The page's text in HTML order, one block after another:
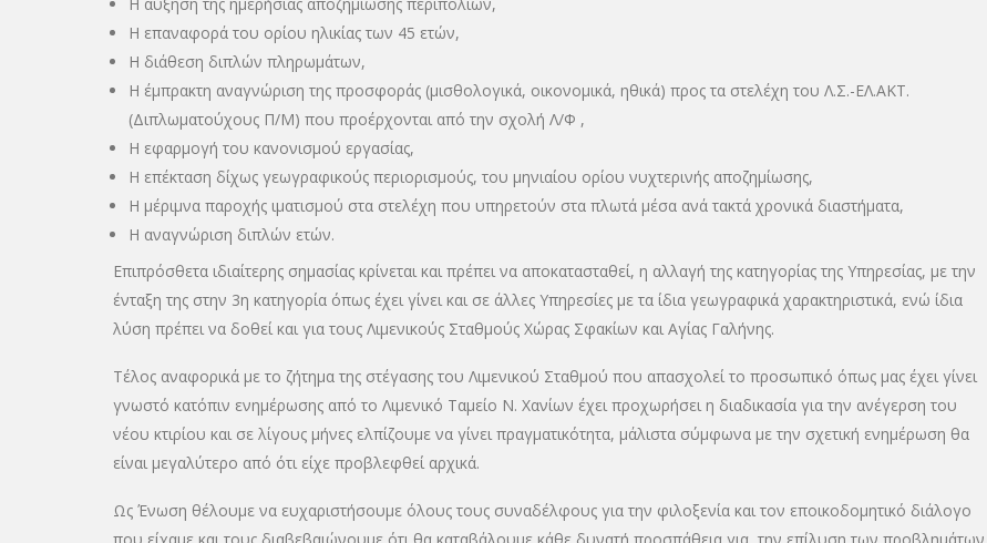
Η επαναφορά του ορίου ηλικίας των 45 ετών,
Η διάθεση διπλών πληρωμάτων,
Η έμπρακτη αναγνώριση της προσφοράς (μισθολογικά, οικονομικά, ηθικά) προς τα στελέχη του Λ.Σ.-ΕΛ.ΑΚΤ.
(Διπλωματούχους Π/Μ) που προέρχονται από την σχολή Λ/Φ ,
Η εφαρμογή του κανονισμού εργασίας,
Η επέκταση δίχως γεωγραφικούς περιορισμούς, του μηνιαίου ορίου νυχτερινής αποζημίωσης,
Η μέριμνα παροχής ιματισμού στα στελέχη που υπηρετούν στα πλωτά μέσα ανά τακτά χρονικά διαστήματα,
Η αναγνώριση διπλών ετών.
Επιπρόσθετα ιδιαίτερης σημασίας κρίνεται και πρέπει να αποκατασταθεί, η αλλαγή της κατηγορίας της Υπηρεσίας, με την
ένταξη της στην 3η κατηγορία όπως έχει γίνει και σε άλλες Υπηρεσίες με τα ίδια γεωγραφικά χαρακτηριστικά, ενώ ίδια
λύση πρέπει να δοθεί και για τους Λιμενικούς Σταθμούς Χώρας Σφακίων και Αγίας Γαλήνης.
Τέλος αναφορικά με το ζήτημα της στέγασης του Λιμενικού Σταθμού που απασχολεί το προσωπικό όπως μας έχει γίνει
γνωστό κατόπιν ενημέρωσης από το Λιμενικό Ταμείο Ν. Χανίων έχει προχωρήσει η διαδικασία για την ανέγερση του
νέου κτιρίου και σε λίγους μήνες ελπίζουμε να γίνει πραγματικότητα, μάλιστα σύμφωνα με την σχετική ενημέρωση θα
είναι μεγαλύτερο από ότι είχε προβλεφθεί αρχικά.
Ως Ένωση θέλουμε να ευχαριστήσουμε όλους τους συναδέλφους για την φιλοξενία και τον εποικοδομητικό διάλογο